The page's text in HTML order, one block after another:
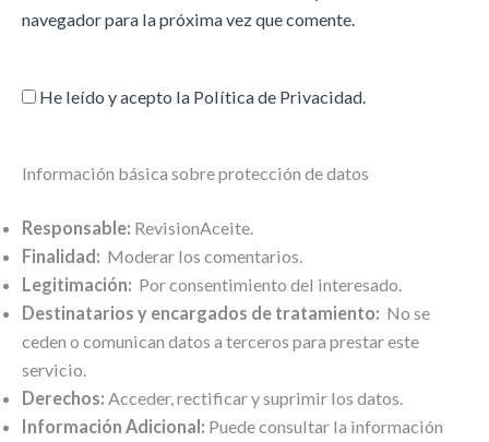
navegador para la próxima vez que comente.
He leído y acepto la Política de Privacidad
Información básica sobre protección de datos
Responsable: RevisionAceite.
Finalidad: Moderar los comentarios.
Legitimación: Por consentimiento del interesado.
Destinatarios y encargados de tratamiento: No se
ceden o comunican datos a terceros para prestar este
servicio.
Derechos: Acceder, rectificar y suprimir los datos.
Información Adicional: Puede consultar la información